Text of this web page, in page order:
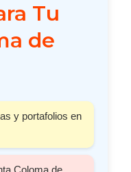
Tu
de
y portafolios en
Coloma de